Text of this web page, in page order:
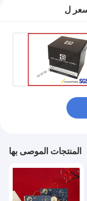
ل
المنتجات الموصى بها